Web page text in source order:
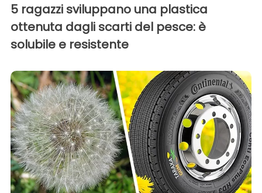
5 ragazzi sviluppano una plastica
ottenuta dagli scarti del pesce: è
solubile e resistente